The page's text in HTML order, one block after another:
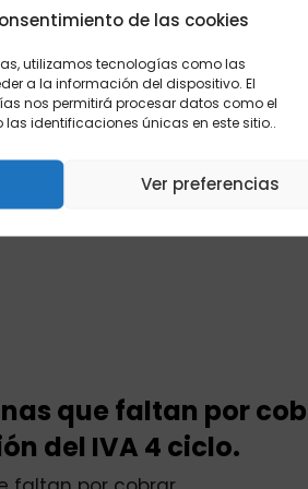
de las cookies
utilizamos tecnologías como las
a la información del dispositivo. El
nos permitirá procesar datos como el
identificaciones únicas en este sitio..
Ver preferencias
que no les llegó el
renta ciudadana
2025
que faltan por
del IVA 4 ciclo.